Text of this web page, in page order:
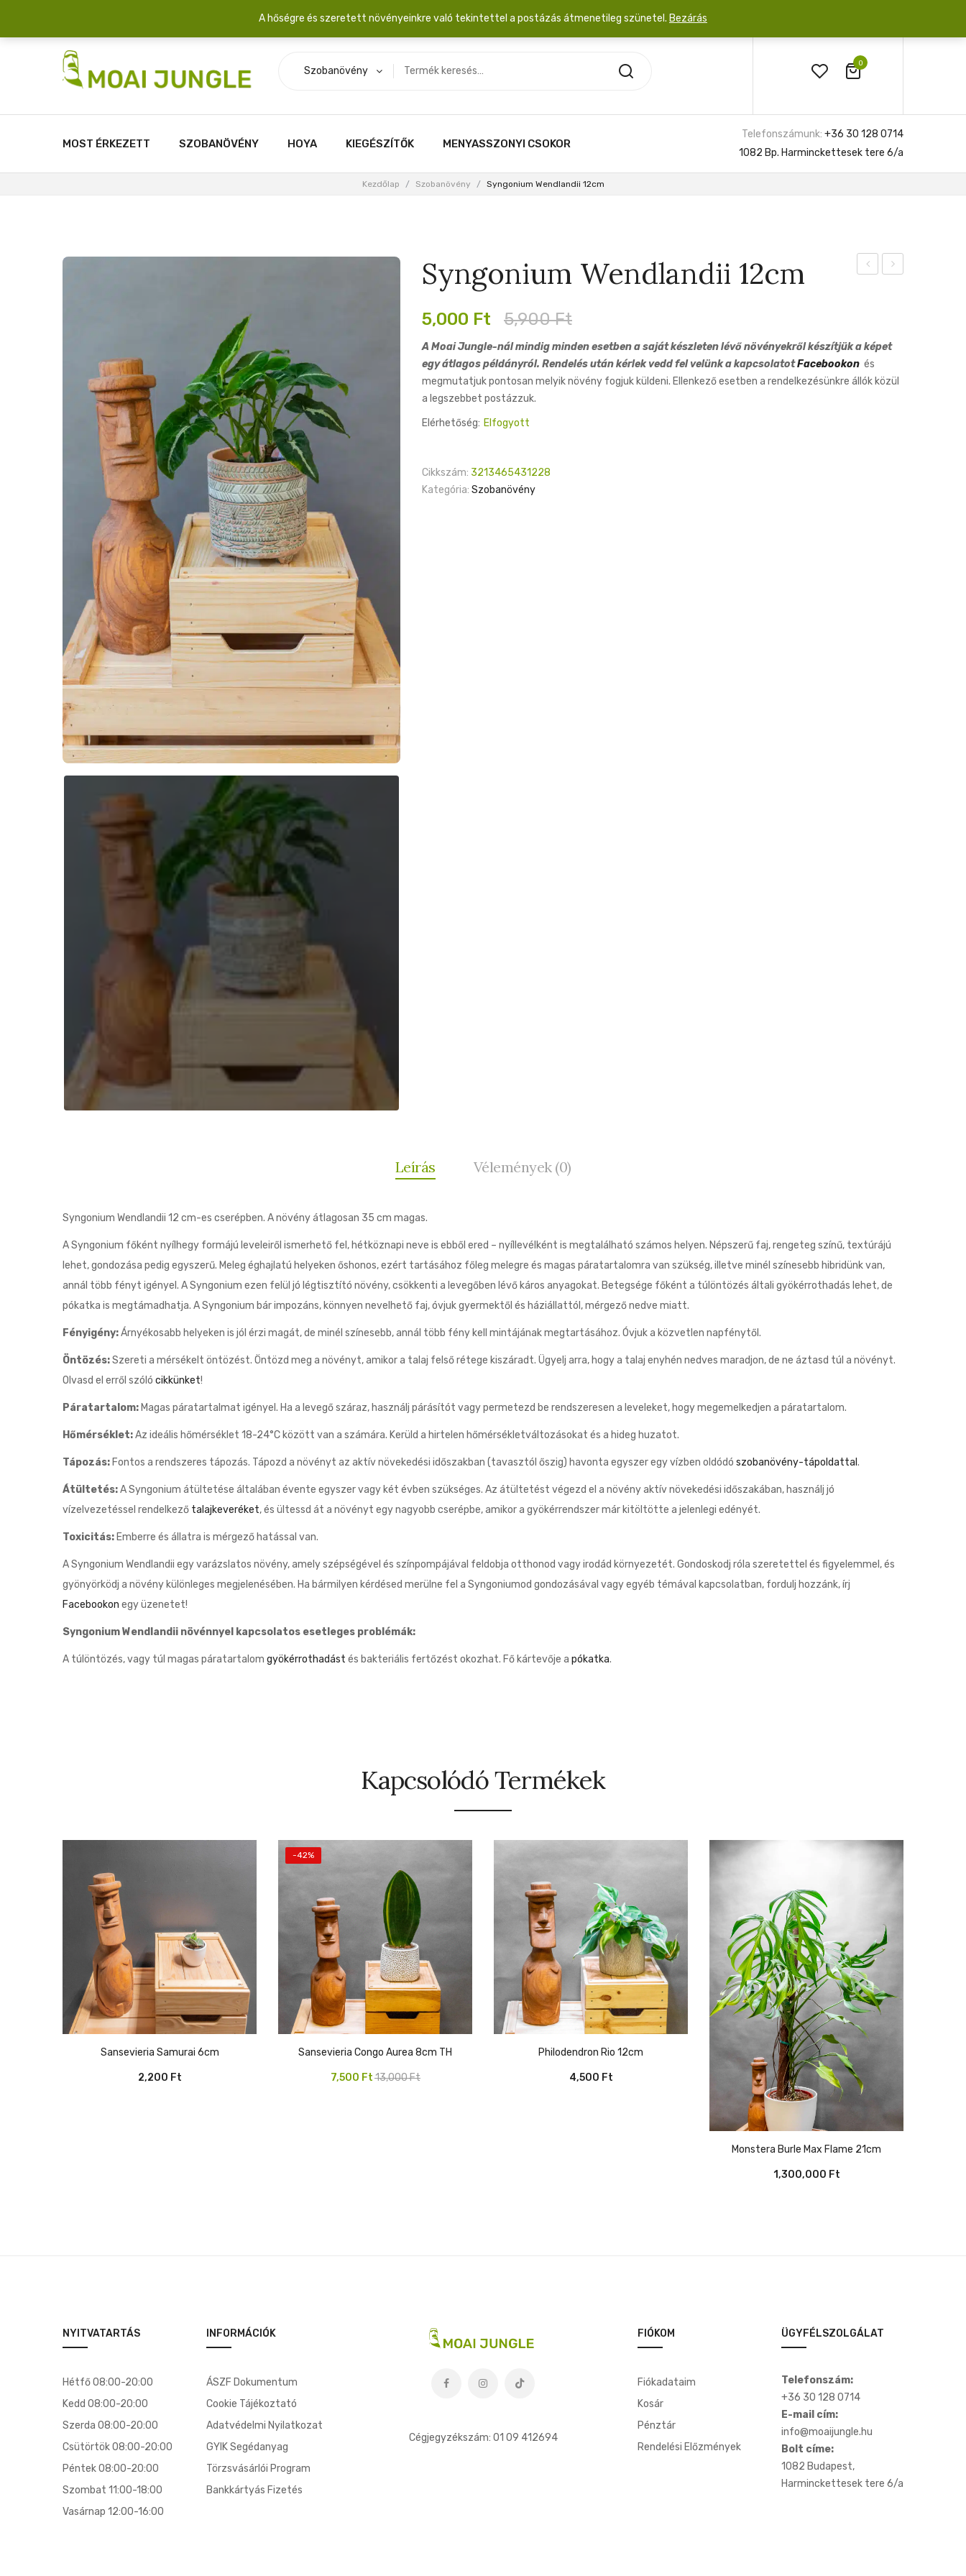
Szállítási díj: 2.200 Ft/csomag átlagosan 3-5 növény fér egy dobozba. 20.000 Ft érték felett INGYEN posta!
0
Szobanövény
MOST ÉRKEZETT SZOBANÖVÉNY HOYA KIEGÉSZÍTŐK MENYASSZONYI CSOKOR
Telefonszámunk: +36 30 128 0714
1082 Bp. Harminckettesek tere 6/a
Kezdőlap / Szobanövény / Syngonium Wendlandii 12cm
Syngonium Wendlandii 12cm
5,900Ft
Original
was:
5,900 Ft.
5,000 Ft
Current
is:
5,000 Ft.
A Moai Jungle-nál mindig minden esetben a saját készleten lévő növényekről készítjük a képet
egy átlagos példányról. Rendelés után kérlek vedd fel velünk a kapcsolatotFacebookon és
megmutatjuk pontosan melyik növény fogjuk küldeni. Ellenkező esetben a rendelkezésünkre állók közül
a legszebbet postázzuk.
Elérhetőség: Elfogyott
Cikkszám: 3213465431228
Kategória: Szobanövény
Leírás Vélemények (0)
Syngonium Wendlandii 12 cm-es cserépben. A növény átlagosan 35 cm magas.
A Syngonium főként nyílhegy formájú leveleiről ismerhető fel, hétköznapi neve is ebből ered – nyíllevélként is megtalálható számos helyen. Népszerű faj, rengeteg színű, textúrájú
lehet, gondozása pedig egyszerű. Meleg éghajlatú helyeken őshonos, ezért tartásához főleg melegre és magas páratartalomra van szükség, illetve minél színesebb hibridünk van,
annál több fényt igényel. A Syngonium ezen felül jó légtisztító növény, csökkenti a levegőben lévő káros anyagokat. Betegsége főként a túlöntözés általi gyökérrothadás lehet, de
pókatka is megtámadhatja. A Syngonium bár impozáns, könnyen nevelhető faj, óvjuk gyermektől és háziállattól, mérgező nedve miatt.
Fényigény:Árnyékosabb helyeken is jól érzi magát, de minél színesebb, annál több fény kell mintájának megtartásához. Óvjuk a közvetlen napfénytől.
Öntözés:Szereti a mérsékelt öntözést. Öntözd meg a növényt, amikor a talaj felső rétege kiszáradt. Ügyelj arra, hogy a talaj enyhén nedves maradjon, de ne áztasd túl a növényt.
Olvasd el erről szóló cikkünket!
Páratartalom: Magas páratartalmat igényel. Ha a levegő száraz, használj párásítót vagy permetezd be rendszeresen a leveleket, hogy megemelkedjen a páratartalom.
Hőmérséklet:Az ideális hőmérséklet 18-24°C között van a számára. Kerüld a hirtelen hőmérsékletváltozásokat és a hideg huzatot.
Tápozás: Fontos a rendszeres tápozás. Tápozd a növényt az aktív növekedési időszakban (tavasztól őszig) havonta egyszer egy vízben oldódó szobanövény-tápoldattal .
Átültetés:A Syngonium átültetése általában évente egyszer vagy két évben szükséges. Az átültetést végezd el a növény aktív növekedési időszakában, használj jó
vízelvezetéssel rendelkező talajkeveréket, és ültessd át a növényt egy nagyobb cserépbe, amikor a gyökérrendszer már kitöltötte a jelenlegi edényét.
Toxicitás: Emberre és állatra is mérgező hatással van.
A Syngonium Wendlandii egy varázslatos növény, amely szépségével és színpompájával feldobja otthonod vagy irodád környezetét. Gondoskodj róla szeretettel és figyelemmel, és
gyönyörködj a növény különleges megjelenésében. Ha bármilyen kérdésed merülne fel a Syngoniumod gondozásával vagy egyéb témával kapcsolatban, fordulj hozzánk, írj
Facebookon egy üzenetet!
Syngonium Wendlandii növénnyel kapcsolatos esetleges problémák:
A túlöntözés, vagy túl magas páratartalom gyökérrothadást és bakteriális fertőzést okozhat. Fő kártevője a pókatka.
Kapcsolódó Termékek
Sansevieria Samurai 6cm
2,200 Ft
-42%
Sansevieria Congo Aurea 8cm TH
13,000Ft
Original
7,500 FtCurrent
Philodendron Rio 12cm
4,500 Ft
Monstera Burle Max Flame 21cm
1,300,000 Ft
NYITVATARTÁS
Hétfő 08:00-20:00
Kedd 08:00-20:00
Szerda 08:00-20:00
Csütörtök 08:00-20:00
Péntek 08:00-20:00
Szombat 11:00-18:00
Vasárnap 12:00-16:00
INFORMÁCIÓK
ÁSZF Dokumentum
Cookie Tájékoztató
Adatvédelmi Nyilatkozat
GYIK Segédanyag
Törzsvásárlói Program
Bankkártyás Fizetés
Cégjegyzékszám: 01 09 412694
FIÓKOM
Fiókadataim
Kosár
Pénztár
Rendelési Előzmények
ÜGYFÉLSZOLGÁLAT
Telefonszám:
+36 30 128 0714
E-mail cím:
info@moaijungle.hu
Bolt címe:
1082 Budapest,
Harminckettesek tere 6/a
A hőségre és szeretett növényeinkre való tekintettel a postázás átmenetileg szünetel. Bezárás